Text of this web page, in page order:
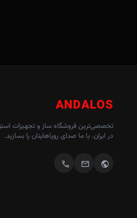
ANDALOS
تخصصی‌ترین فروشگاه ساز و تجهیزات
در ایران. با ما صدای رویاهایتان را بسازید.
public
mail
call